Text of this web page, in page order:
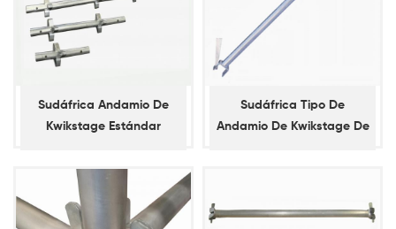
Sudáfrica Andamio De
Kwikstage Estándar
Sudáfrica Tipo De
Andamio De Kwikstage De